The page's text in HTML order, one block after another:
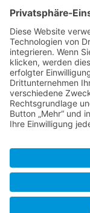
Vorherige
22:05
+19 Keine
30. August 2006
Vorherige
22:05 Dysi
+2.020Keine
SkipperGuide